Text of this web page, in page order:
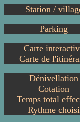
Station /
Parking
Carte
Carte de
Dénivellation
Cotation
Temps total
Rythme choisi